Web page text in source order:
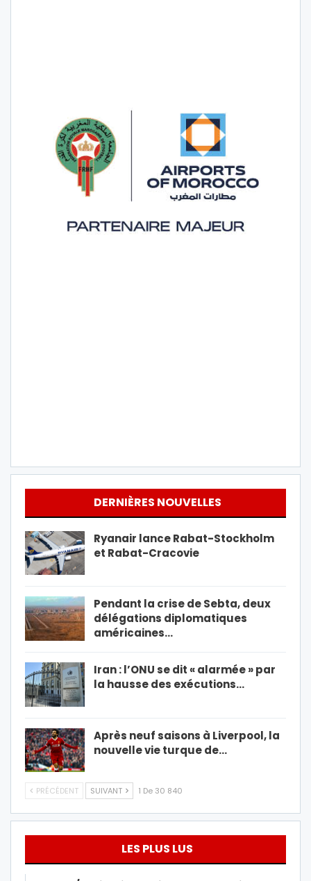
DERNIÈRES NOUVELLES
Ryanair lance Rabat-Stockholm
et Rabat-Cracovie
Pendant la crise de Sebta, deux
délégations diplomatiques
américaines…
Iran : l’ONU se dit « alarmée » par
la hausse des exécutions…
Après neuf saisons à Liverpool, la
nouvelle vie turque de…
PRÉCÉDENT SUIVANT 1 De 30 840
LES PLUS LUS